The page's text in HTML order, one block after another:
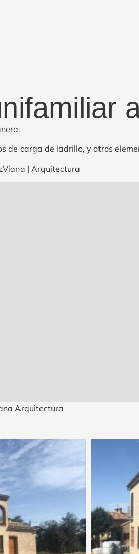
de carga de ladrillo, y otros
| Arquitectura
Arquitectura